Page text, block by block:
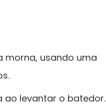
morna, usando uma
ao levantar o batedor.